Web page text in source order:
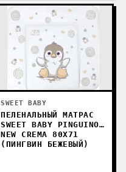
SWEET BABY
ПЕЛЕНАЛЬНЫЙ МАТРАС
SWEET BABY PINGUINO
NEW CREMA 80X71
(ПИНГВИН БЕЖЕВЫЙ)